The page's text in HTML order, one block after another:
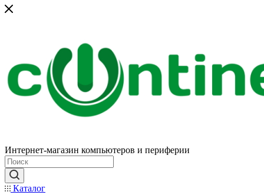
Интернет-магазин компьютеров и периферии
Каталог